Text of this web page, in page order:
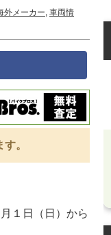
外メーカー, 車両情
。
１日（日）から